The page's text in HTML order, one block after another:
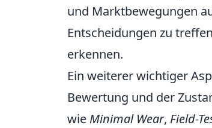
und Marktbewegungen
Entscheidungen zu
erkennen.
Ein weiterer wichtiger
Bewertung und der
wie Minimal Wear, Field-